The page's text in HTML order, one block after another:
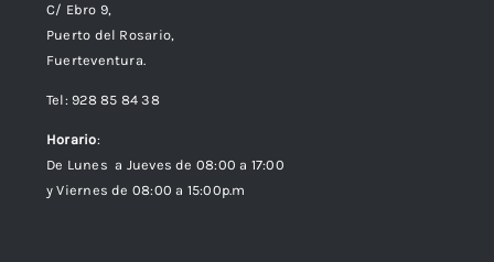
C/ Ebro 9,
Puerto del Rosario,
Fuerteventura.
Tel: 928 85 84 38
Horario:
De Lunes a Jueves de 08:00 a 17:00
y Viernes de 08:00 a 15:00p.m